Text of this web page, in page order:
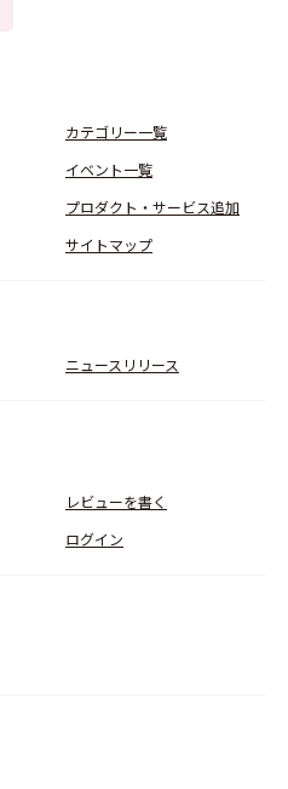
カテゴリー一覧
イベント一覧
プロダクト・サービス追加
サイトマップ
ニュースリリース
レビューを書く
ログイン